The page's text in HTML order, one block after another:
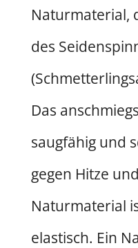
Naturmaterial,
des
Das
saugfähig und
gegen Hitze
Naturmaterial
elastisch. Ein